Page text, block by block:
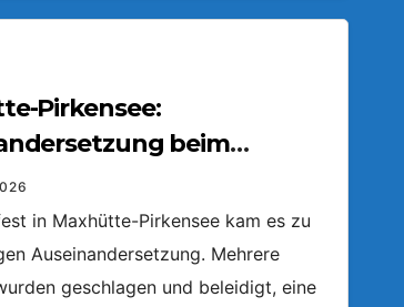
Pirkensee:
beim
in Maxhütte-Pirkensee kam es zu
Auseinandersetzung. Mehrere
geschlagen und beleidigt, eine